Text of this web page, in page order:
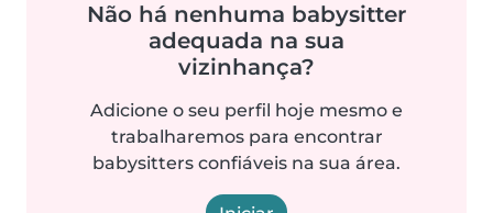
Não há nenhuma babysitter
adequada na sua
vizinhança?
Adicione o seu perfil hoje mesmo e
trabalharemos para encontrar
babysitters confiáveis na sua área.